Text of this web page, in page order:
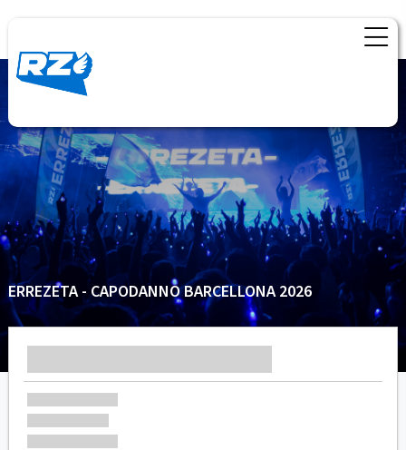
ERREZETA - CAPODANNO BARCELLONA 2026